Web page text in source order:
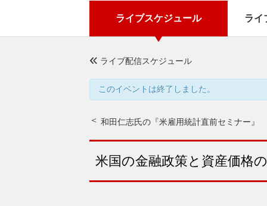
ライブスケジュール ライ
ライブ配信スケジュール
このイベントは終了しました。
和田仁志氏の『米雇用統計直前セミナー』
米国の金融政策と資産価格